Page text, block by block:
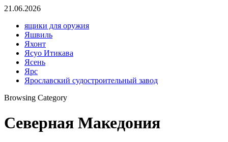
21.06.2026
ящики для оружия
Яшвиль
Яхонт
Ясуо Итикава
Ясень
Ярс
Ярославский судостроительный завод
Browsing Category
Северная Македония